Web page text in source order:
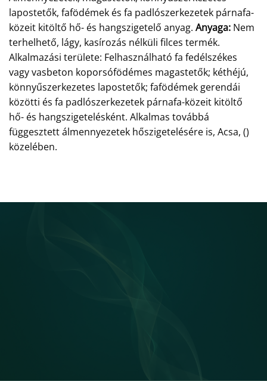
lapostetők, fafödémek és fa padlószerkezetek párnafa-
közeit kitöltő hő- és hangszigetelő anyag. Anyaga: Nem
terhelhető, lágy, kasírozás nélküli filces termék.
Alkalmazási területe: Felhasználható fa fedélszékes
vagy vasbeton koporsófödémes magastetők; kéthéjú,
könnyűszerkezetes lapostetők; fafödémek gerendái
közötti és fa padlószerkezetek párnafa-közeit kitöltő
hő- és hangszigetelésként. Alkalmas továbbá
függesztett álmennyezetek hőszigetelésére is, Acsa, ()
közelében.